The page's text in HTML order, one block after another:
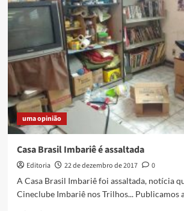
Programa
Estação
Baixada
uma opinião
Casa Brasil Imbariê é assaltada
Editoria 22 de dezembro de 2017
0
A Casa Brasil Imbariê foi assaltada, notícia
Cineclube Imbariê nos Trilhos... Publicamos